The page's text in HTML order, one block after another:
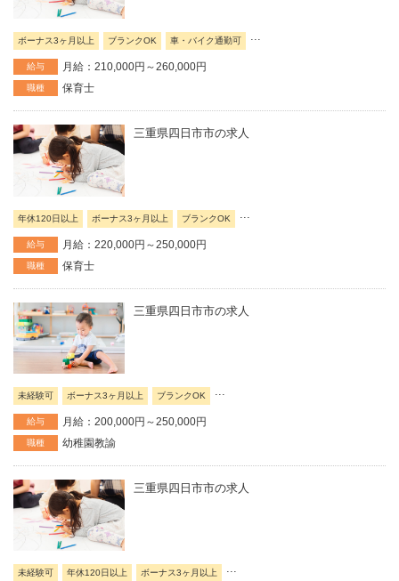
ボーナス3ヶ月以上 ブランクOK 車・バイク通勤可 ...
給与 月給：210,000円～260,000円
職種 保育士
三重県四日市市の求人
年休120日以上 ボーナス3ヶ月以上 ブランクOK
給与 月給：220,000円～250,000円
職種 保育士
三重県四日市市の求人
未経験可 ボーナス3ヶ月以上 ブランクOK
給与 月給：200,000円～250,000円
職種 幼稚園教諭
三重県四日市市の求人
未経験可 年休120日以上 ボーナス3ヶ月以上 ...